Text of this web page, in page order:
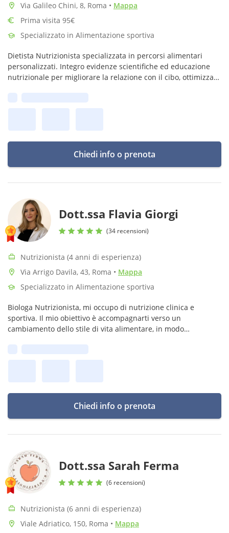
Via Galileo Chini, 8, Roma • Mappa
Prima visita 95€
Specializzato in Alimentazione sportiva
Dietista Nutrizionista specializzata in percorsi alimentari
personalizzati. Integro evidenze scientifiche ed educazione
nutrizionale per migliorare la relazione con il cibo, ottimizzare
Chiedi info o prenota
Dott.ssa Flavia Giorgi
(34 recensioni)
Nutrizionista (4 anni di esperienza)
Via Arrigo Davila, 43, Roma • Mappa
Specializzato in Alimentazione sportiva
Biologa Nutrizionista, mi occupo di nutrizione clinica e
sportiva. Il mio obiettivo è accompagnarti verso un
cambiamento dello stile di vita alimentare, in modo
Chiedi info o prenota
Dott.ssa Sarah Ferma
(6 recensioni)
Nutrizionista (6 anni di esperienza)
Viale Adriatico, 150, Roma • Mappa